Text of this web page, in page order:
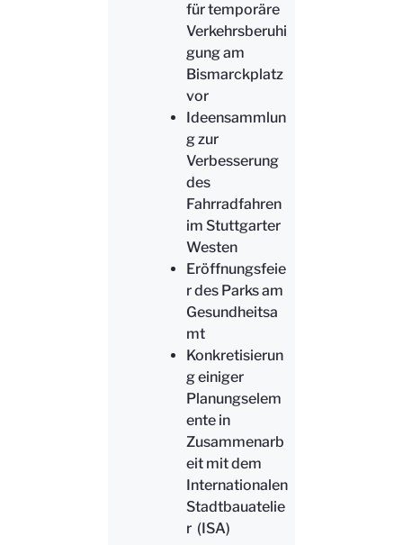
für temporäre
Verkehrsberuhi
gung am
Bismarckplatz
vor
Ideensammlun
g zur
Verbesserung
des
Fahrradfahren
im Stuttgarter
Westen
Eröffnungsfeie
r des Parks am
Gesundheitsa
mt
Konkretisierun
g einiger
Planungselem
ente in
Zusammenarb
eit mit dem
Internationalen
Stadtbauatelie
r (ISA)